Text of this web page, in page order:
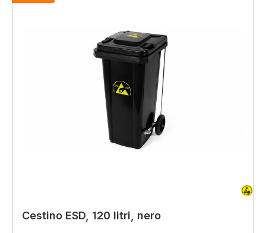
Cestino ESD, 120 litri, nero